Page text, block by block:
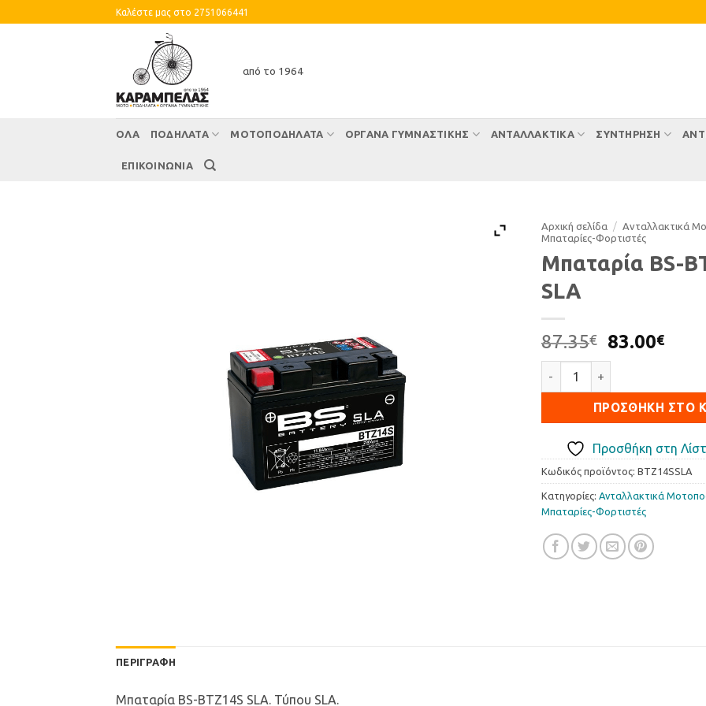
to
Καλέστε μας στο 2751066441
από το 1964
ΌΛΑ ΠΟΔΗΛΑΤΑ ΜΟΤΟΠΟΔΗΛΑΤΑ ΟΡΓΑΝΑ ΓΥΜΝΑΣΤΙΚΗΣ ΑΝΤΑΛΛΑΚΤΙΚΑ ΣΥΝΤΉΡΗΣΗ
ΕΠΙΚΟΙΝΩΝΙΑ
Αρχική σελίδα / Ανταλλακτικά
Μπαταρίες-Φορτιστές
Μπαταρία BS-
SLA
87.35€
Original
price
87.35€.
83.00€Η
ΠΡΟΣΘΉΚΗ ΣΤΟ
Προσθήκη στη
Κωδικός προϊόντος: BTZ14SSLA
Κατηγορίες: Ανταλλακτικά
Μπαταρίες-Φορτιστές
ΠΕΡΙΓΡΑΦΉ
Μπαταρία BS-BTZ14S SLA. Τύπου SLA.